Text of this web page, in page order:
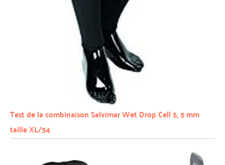
Test de la combinaison Salvimar Wet Drop Cell 5, 5 mm
taille XL/54